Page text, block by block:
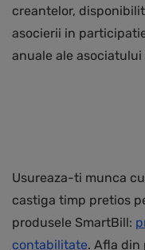
creantelor,
asocierii in
anuale ale
Usureaza-ti munca
castiga timp pretios
produsele SmartBill:
contabilitate. Afla din